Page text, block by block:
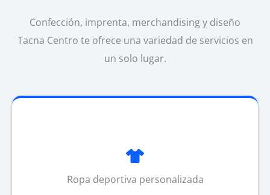
Confección, imprenta, merchandising y diseño
Tacna Centro te ofrece una variedad de servicios en
un solo lugar.
Ropa deportiva personalizada